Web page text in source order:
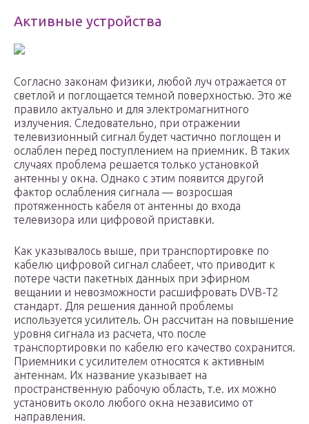
Активные устройства
Согласно законам физики, любой луч отражается от
светлой и поглощается темной поверхностью. Это же
правило актуально и для электромагнитного
излучения. Следовательно, при отражении
телевизионный сигнал будет частично поглощен и
ослаблен перед поступлением на приемник. В таких
случаях проблема решается только установкой
антенны у окна. Однако с этим появится другой
фактор ослабления сигнала — возросшая
протяженность кабеля от антенны до входа
телевизора или цифровой приставки.
Как указывалось выше, при транспортировке по
кабелю цифровой сигнал слабеет, что приводит к
потере части пакетных данных при эфирном
вещании и невозможности расшифровать DVB-T2
стандарт. Для решения данной проблемы
используется усилитель. Он рассчитан на повышение
уровня сигнала из расчета, что после
транспортировки по кабелю его качество сохранится.
Приемники с усилителем относятся к активным
антеннам. Их название указывает на
пространственную рабочую область, т.е. их можно
установить около любого окна независимо от
направления.